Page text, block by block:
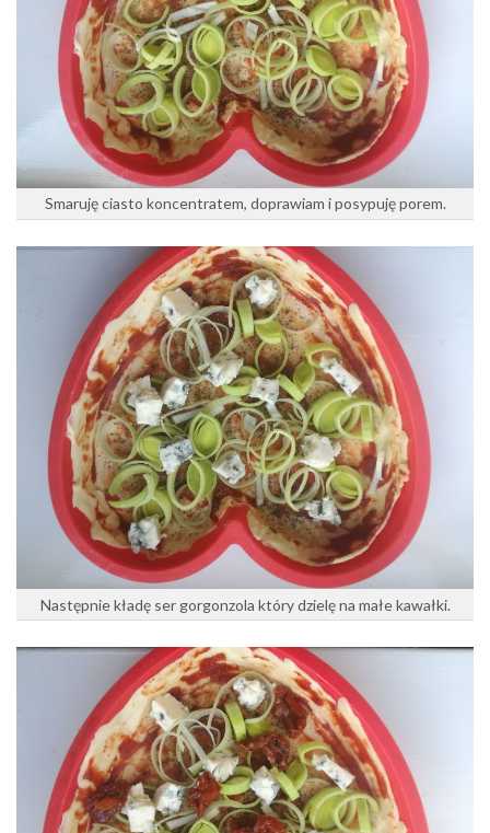
Smaruję ciasto koncentratem, doprawiam i posypuję porem.
Następnie kładę ser gorgonzola który dzielę na małe kawałki.